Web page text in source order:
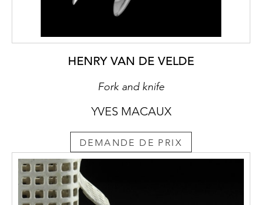
HENRY VAN DE VELDE
Fork and knife
YVES MACAUX
DEMANDE DE PRIX